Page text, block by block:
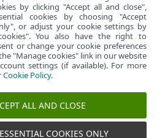
by clicking "Accept all and close",
cookies by choosing "Accept
or adjust your cookie settings by
You also have the right to
or change your cookie preferences
"Manage cookies" link in our website
settings (if available). For more
Cookie Policy.
ALL AND CLOSE
COOKIES ONLY